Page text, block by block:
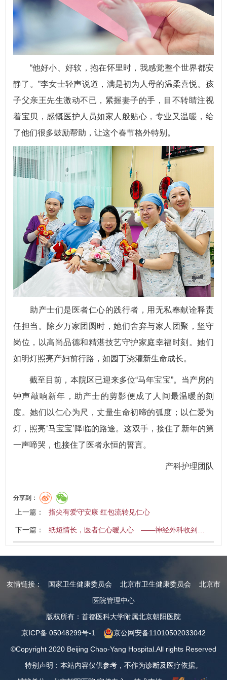
“他好小、好软，抱在怀里时，我感觉整个世界都安
静了。”李女士轻声说道，满是初为人母的温柔喜悦。孩
子父亲王先生激动不已，紧握妻子的手，目不转睛注视
着宝贝，感慨医护人员如家人般贴心，专业又温暖，给
了他们很多鼓励帮助，让这个春节格外特别。
助产士们是医者仁心的践行者，用无私奉献诠释责
任担当。除夕万家团圆时，她们舍弃与家人团聚，坚守
岗位，以高尚品德和精湛技艺守护家庭幸福时刻。她们
如明灯照亮产妇前行路，如园丁浇灌新生命成长。
截至目前，本院区已迎来多位“马年宝宝”。当产房的
钟声敲响新年，助产士的剪影便成了人间最温暖的刻
度。她们以仁心为尺，丈量生命初啼的弧度；以仁爱为
灯，照亮‘马宝宝’降临的路途。这双手，接住了新年的第
一声啼哭，也接住了医者永恒的誓言。
产科护理团队
分享到：
上一篇： 指尖有爱守安康 红包流转见仁心
下一篇： 纸短情长，医者仁心暖人心 ——神经外科收到…
友情链接： 国家卫生健康委员会 北京市卫生健康委员会
北京市
医院管理中心
版权所有：首都医科大学附属北京朝阳医院
京ICP备 05048299号-1
京公网安备11010502033042
©Copyright 2020 Beijing Chao-Yang Hospital.All rights Reserved
特别声明：本站内容仅供参考，不作为诊断及医疗依据。